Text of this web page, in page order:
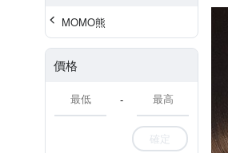
MOMO熊
價格
-
確定